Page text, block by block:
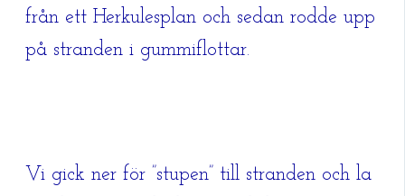
från ett Herkulesplan och sedan rodde upp
på stranden i gummiflottar.
Vi gick ner för ”stupen” till stranden och la